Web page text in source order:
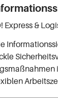
Express &